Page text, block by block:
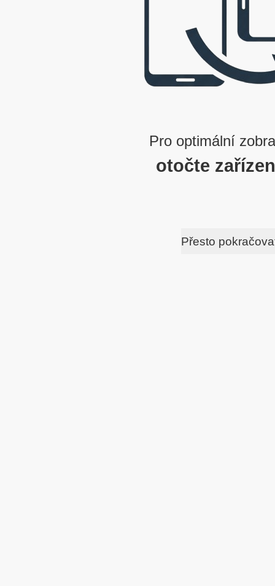
Pro optimální
otočte
Přesto